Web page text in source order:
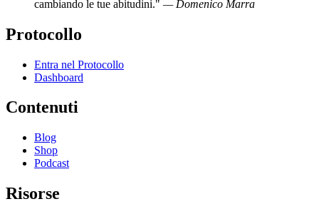
cambiando le tue abitudini." — Domenico Marra
Protocollo
Entra nel Protocollo
Dashboard
Contenuti
Blog
Shop
Podcast
Risorse